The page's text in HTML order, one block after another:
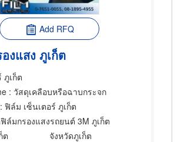
Add RFQ
งแสง ภูเก็ต
ภูเก็ต
: วัสดุเคลือบหรือฉาบกระจก
: ฟิล์ม เซ็นเตอร์ ภูเก็ต
ล์มกรองแสงรถยนต์ 3M ภูเก็ต
ต
จังหวัดภูเก็ต